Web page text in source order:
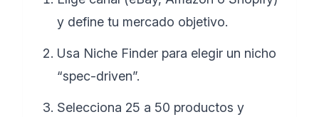
y define tu mercado objetivo.
Usa Niche Finder para elegir un nicho
“spec-driven”.
Selecciona 25 a 50 productos y